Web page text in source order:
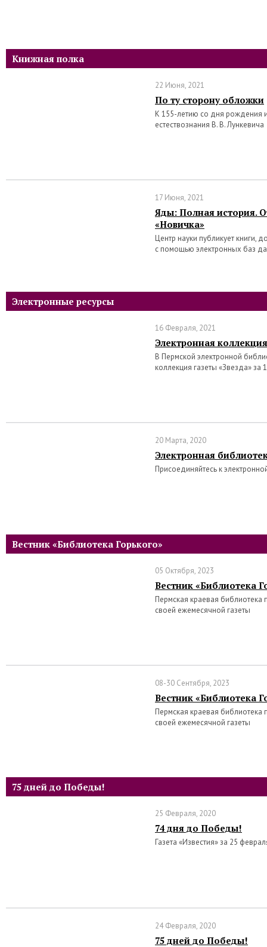
Книжная полка
22 Июня, 2021
По ту сторону обложки
К 155-летию со дня рождения
естествознания В. В. Лункевича
17 Июня, 2021
Яды: Полная история.
«Новичка»
Центр науки публикует книги,
с помощью электронных баз
Электронные ресурсы
16 Февраля, 2021
Электронная
В Пермской электронной
коллекция газеты «Звезда» за
20 Марта, 2020
Электронная
Присоединяйтесь к
Вестник «Библиотека Горького»
05 Октября, 2023
Вестник «Библиотека
Пермская краевая
своей ежемесячной газеты
08-30 Сентября, 2023
Вестник «Библиотека
Пермская краевая
своей ежемесячной газеты
75 дней до Победы!
25 Февраля, 2020
74 дня до Победы!
Газета «Известия» за 25
24 Февраля, 2020
75 дней до Победы!